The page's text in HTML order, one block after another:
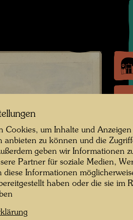
Cookies, um Inhalte und
anbieten zu können und die
geben wir Informationen
Partner für soziale Medien,
diese Informationen
haben oder die sie im